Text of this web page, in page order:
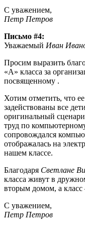
С уважением,
Петр Петров
Письмо #4:
Уважаемый Иван
Просим выразить
«А» класса за
посвященному .
Хотим отметить, что
задействованы все
оригинальный
труд по
сопровождался
отображалась на
нашем классе.
Благодаря Светлане
класса живут в
вторым домом, а
С уважением,
Петр Петров